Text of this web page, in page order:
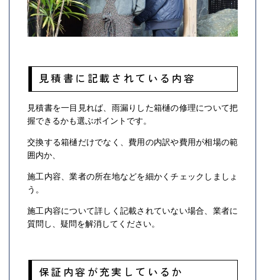
見積書に記載されている内容
見積書を一目見れば、雨漏りした箱樋の修理について把
握できるかも選ぶポイントです。
交換する箱樋だけでなく、費用の内訳や費用が相場の範
囲内か、
施工内容、業者の所在地などを細かくチェックしましょ
う。
施工内容について詳しく記載されていない場合、業者に
質問し、疑問を解消してください。
保証内容が充実しているか